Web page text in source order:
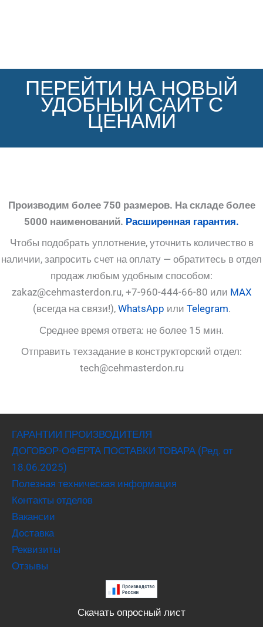
ПЕРЕЙТИ НА НОВЫЙ
УДОБНЫЙ САЙТ С
ЦЕНАМИ
Производим более 750 размеров. На складе более
5000 наименований. Расширенная гарантия.
Чтобы подобрать уплотнение, уточнить количество в
наличии, запросить счет на оплату — обратитесь в отдел
продаж любым удобным способом:
zakaz@cehmasterdon.ru, +7-960-444-66-80 или MAX
(всегда на связи!), WhatsApp или Telegram.
Среднее время ответа: не более 15 мин.
Отправить техзадание в конструкторский отдел:
tech@cehmasterdon.ru
ГАРАНТИИ ПРОИЗВОДИТЕЛЯ
ДОГОВОР-ОФЕРТА ПОСТАВКИ ТОВАРА (Ред. от
18.06.2025)
Полезная техническая информация
Контакты отделов
Вакансии
Доставка
Реквизиты
Отзывы
Скачать опросный лист